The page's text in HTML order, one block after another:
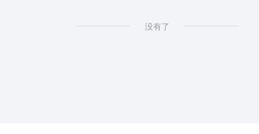
没有了